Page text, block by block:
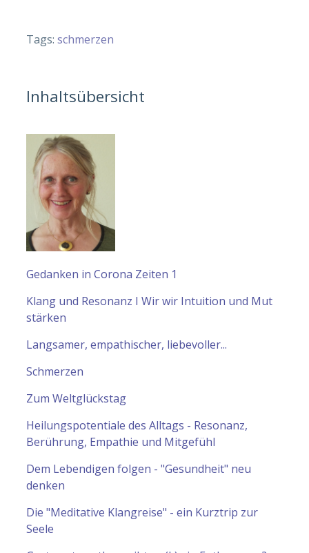
Tags:schmerzen
Inhaltsübersicht
Gedanken in Corona Zeiten 1
Klang und Resonanz I Wir wir Intuition und Mut
stärken
Langsamer, empathischer, liebevoller...
Schmerzen
Zum Weltglückstag
Heilungspotentiale des Alltags - Resonanz,
Berührung, Empathie und Mitgefühl
Dem Lebendigen folgen - "Gesundheit" neu
denken
Die "Meditative Klangreise" - ein Kurztrip zur
Seele